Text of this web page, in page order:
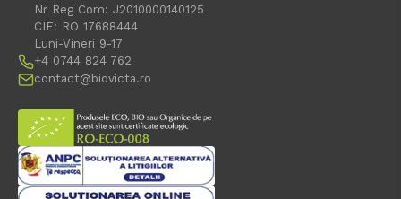
Nr Reg Com: J2010000140125
CIF: RO 17688444
Luni-Vineri 9-17
+4 0744 824 762
contact@biovicta.ro